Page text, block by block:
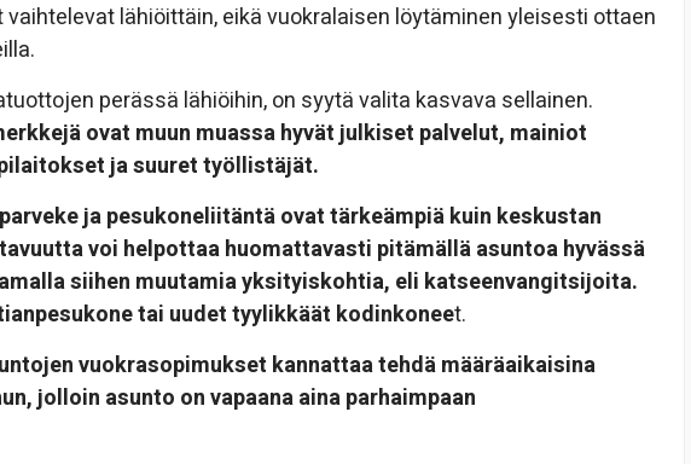
lähiöittäin, eikä vuokralaisen löytäminen yleisesti ottaen
perässä lähiöihin, on syytä valita kasvava sellainen.
ovat muun muassa hyvät julkiset palvelut, mainiot
ja suuret työllistäjät.
ja pesukoneliitäntä ovat tärkeämpiä kuin keskustan
voi helpottaa huomattavasti pitämällä asuntoa hyvässä
siihen muutamia yksityiskohtia, eli katseenvangitsijoita.
tai uudet tyylikkäät kodinkoneet.
vuokrasopimukset kannattaa tehdä määräaikaisina
jolloin asunto on vapaana aina parhaimpaan